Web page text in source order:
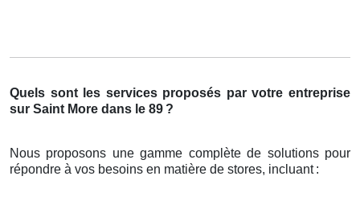
Quels sont les services proposés par votre entreprise
sur Saint More dans le 89 ?
Nous proposons une gamme complète de solutions pour
répondre à vos besoins en matière de stores, incluant :